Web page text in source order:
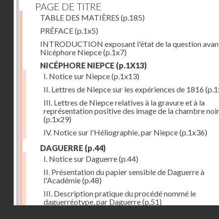
PAGE DE TITRE
TABLE DES MATIÈRES (p.185)
PRÉFACE(p.1x5)
INTRODUCTION exposant l'état de la question
Nicéphore Niepce(p.1x7)
NICÉPHORE NIEPCE (p.1X13)
I. Notice sur Niepce(p.1x13)
II. Lettres de Niepce sur les expériences de 1816
III. Lettres de Niepce relatives à la gravure et à la
représentation positive des image de la chambre
(p.1x29)
IV. Notice sur l'Héliographie, par Niepce(p.1x36)
DAGUERRE (p.44)
I. Notice sur Daguerre(p.44)
II. Présentation du papier sensible de Daguerre à
l'Académie(p.48)
III. Description pratique du procédé nommé le
daguerréotype, par Daguerre(p.51)